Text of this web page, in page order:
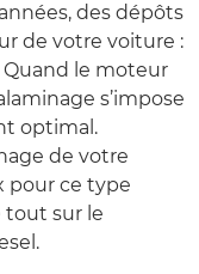
des dépôts
de votre voiture :
Quand le moteur
s’impose
optimal.
de votre
pour ce type
tout sur le